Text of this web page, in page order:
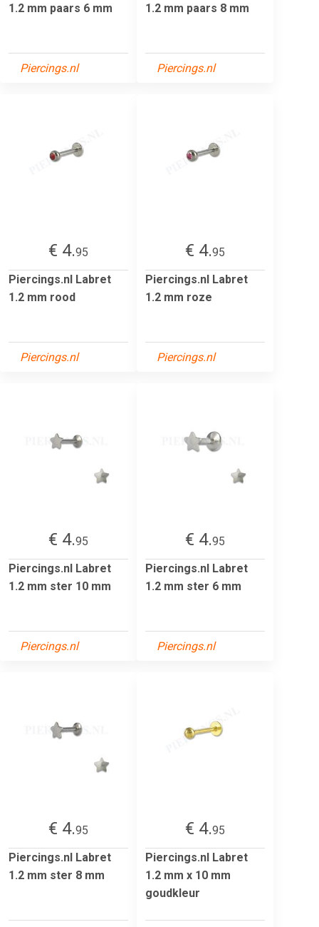
1.2 mm paars 6 mm
Piercings.nl
1.2 mm paars 8 mm
Piercings.nl
€ 4.95
Piercings.nl Labret
1.2 mm rood
Piercings.nl
€ 4.95
Piercings.nl Labret
1.2 mm roze
Piercings.nl
€ 4.95
Piercings.nl Labret
1.2 mm ster 10 mm
Piercings.nl
€ 4.95
Piercings.nl Labret
1.2 mm ster 6 mm
Piercings.nl
€ 4.95
Piercings.nl Labret
1.2 mm ster 8 mm
€ 4.95
Piercings.nl Labret
1.2 mm x 10 mm
goudkleur